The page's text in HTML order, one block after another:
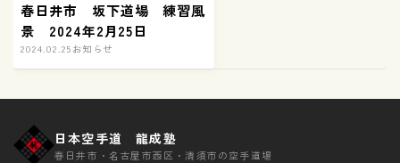
春日井市 坂下道場 練習風
景 2024年2月25日
2024.02.25お知らせ
日本空手道 龍成塾
春日井市・名古屋市西区・清須市の空手道場